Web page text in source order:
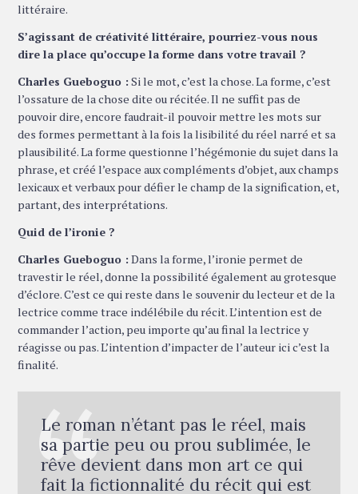
littéraire.
S’agissant de créativité littéraire, pourriez-vous nous
dire la place qu’occupe la forme dans votre travail ?
Charles Gueboguo : Si le mot, c’est la chose. La forme, c’est
l’ossature de la chose dite ou récitée. Il ne suffit pas de
pouvoir dire, encore faudrait-il pouvoir mettre les mots sur
des formes permettant à la fois la lisibilité du réel narré et sa
plausibilité. La forme questionne l’hégémonie du sujet dans la
phrase, et créé l’espace aux compléments d’objet, aux champs
lexicaux et verbaux pour défier le champ de la signification, et,
partant, des interprétations.
Quid de l’ironie ?
Charles Gueboguo : Dans la forme, l’ironie permet de
travestir le réel, donne la possibilité également au grotesque
d’éclore. C’est ce qui reste dans le souvenir du lecteur et de la
lectrice comme trace indélébile du récit. L’intention est de
commander l’action, peu importe qu’au final la lectrice y
réagisse ou pas. L’intention d’impacter de l’auteur ici c’est la
finalité.
Le roman n’étant pas le réel, mais
sa partie peu ou prou sublimée, le
rêve devient dans mon art ce qui
fait la fictionnalité du récit qui est